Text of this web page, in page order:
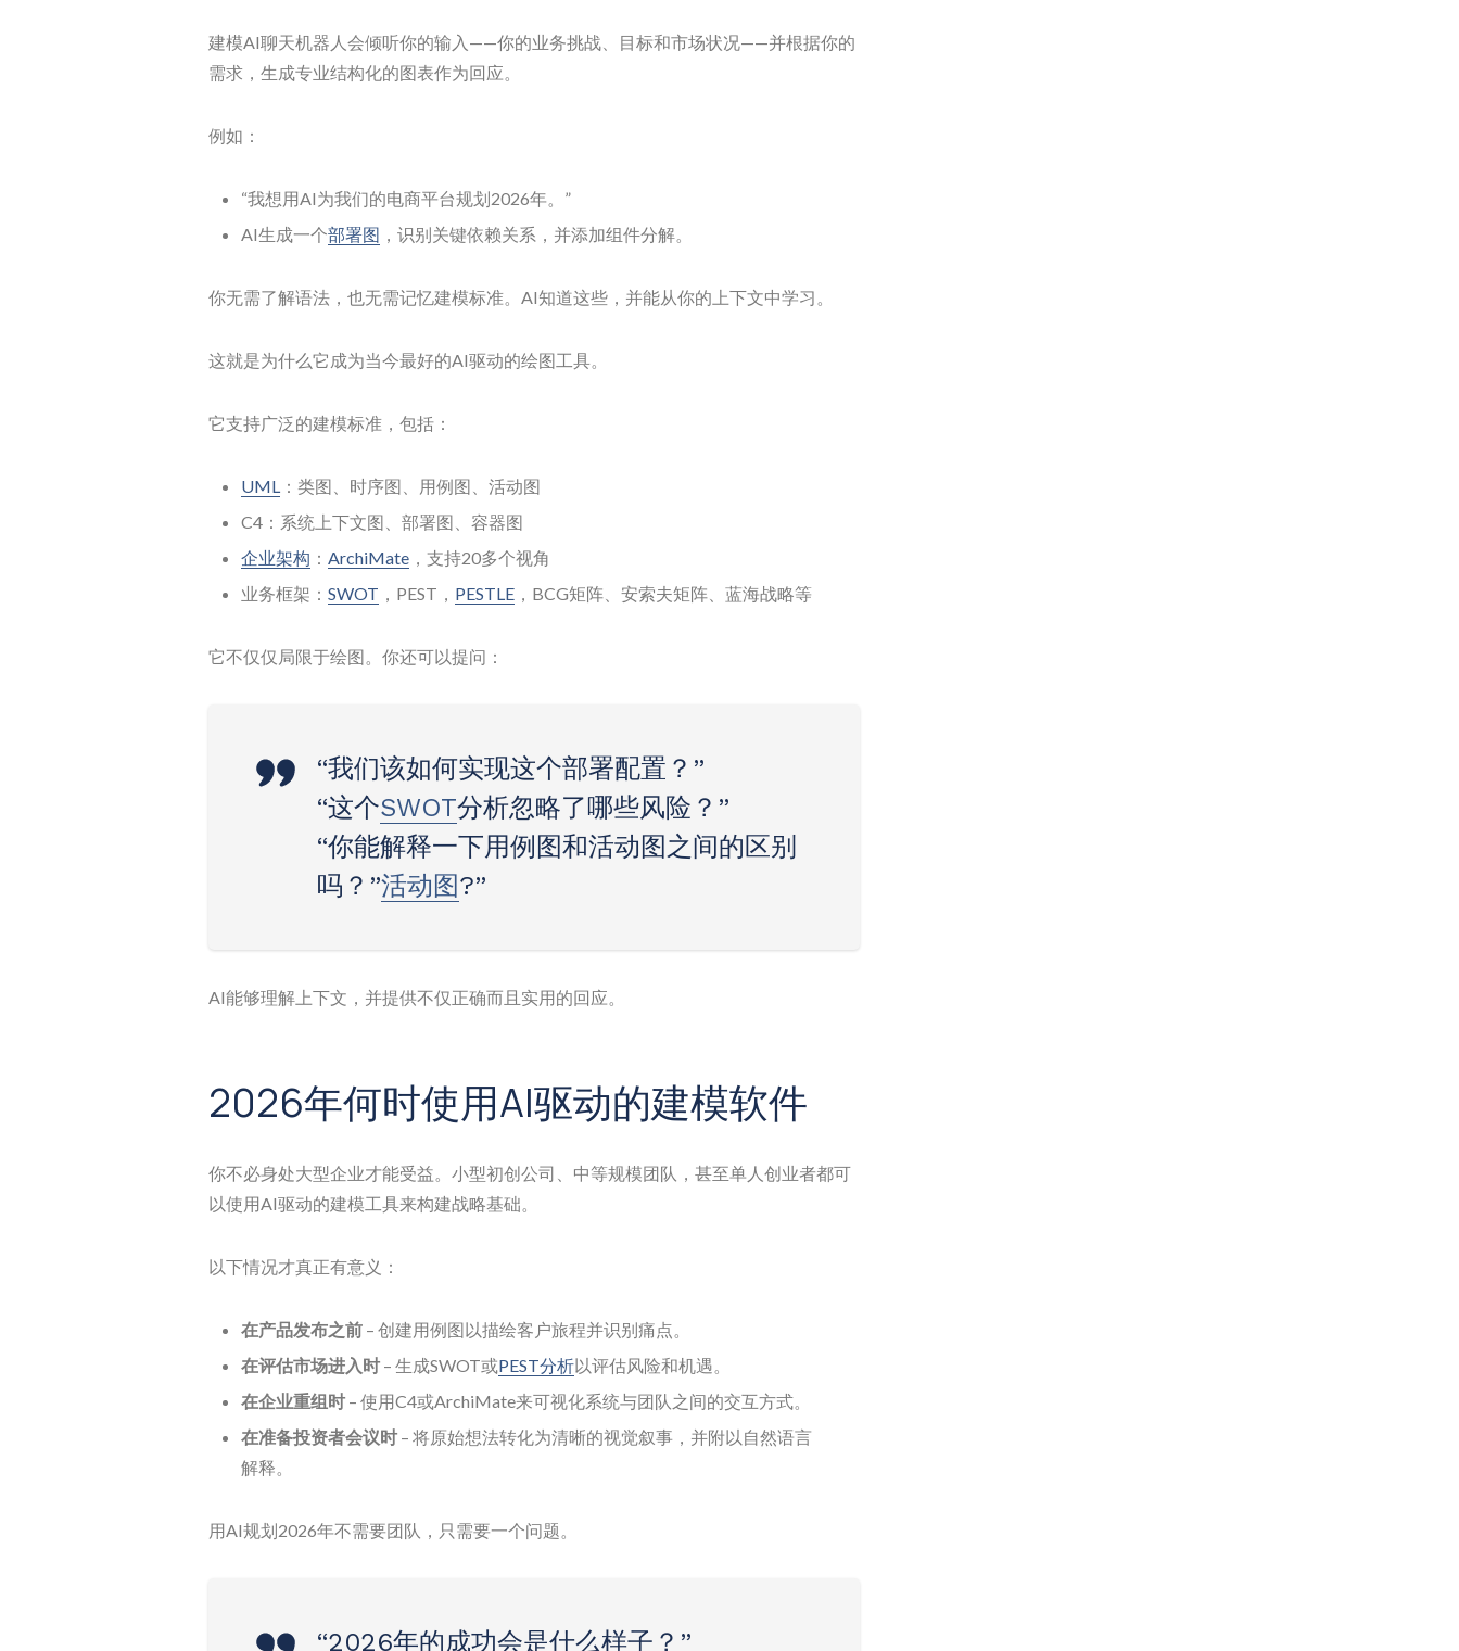
建模AI聊天机器人会倾听你的输入——你的业务挑战、目标和市场状况——并根据你的
需求，生成专业结构化的图表作为回应。
例如：
“我想用AI为我们的电商平台规划2026年。”
AI生成一个部署图 ，识别关键依赖关系，并添加组件分解。
你无需了解语法，也无需记忆建模标准。AI知道这些，并能从你的上下文中学习。
这就是为什么它成为当今最好的AI驱动的绘图工具。
它支持广泛的建模标准，包括：
UML ：类图、时序图、用例图、活动图
C4：系统上下文图、部署图、容器图
企业架构 ： ArchiMate ，支持20多个视角
业务框架： SWOT ，PEST， PESTLE ，BCG矩阵、安索夫矩阵、蓝海战略等
它不仅仅局限于绘图。你还可以提问：
“我们该如何实现这个部署配置？”
“这个SWOT分析忽略了哪些风险？”
“你能解释一下用例图和活动图之间的区别
吗？”活动图?”
AI能够理解上下文，并提供不仅正确而且实用的回应。
2026年何时使用AI驱动的建模软件
你不必身处大型企业才能受益。小型初创公司、中等规模团队，甚至单人创业者都可
以使用AI驱动的建模工具来构建战略基础。
以下情况才真正有意义：
在产品发布之前 – 创建用例图以描绘客户旅程并识别痛点。
在评估市场进入时 – 生成SWOT或PEST分析以评估风险和机遇。
在企业重组时 – 使用C4或ArchiMate来可视化系统与团队之间的交互方式。
在准备投资者会议时 – 将原始想法转化为清晰的视觉叙事，并附以自然语言
解释。
用AI规划2026年不需要团队，只需要一个问题。
“2026年的成功会是什么样子？”